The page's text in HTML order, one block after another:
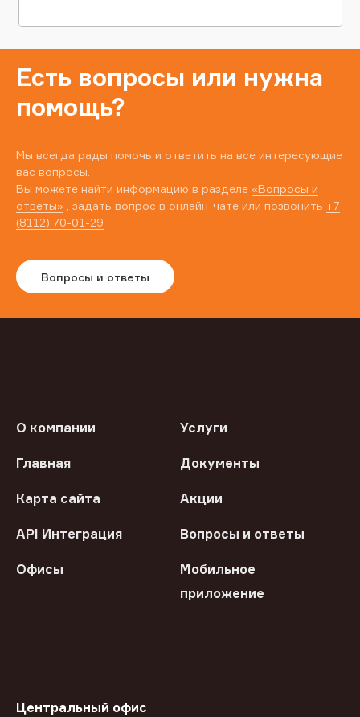
Есть вопросы или нужна
помощь?
Мы всегда рады помочь и ответить на все интересующие
вас вопросы.
Вы можете найти информацию в разделе «Вопросы и
ответы» , задать вопрос в онлайн-чате или позвонить +7
(8112) 70-01-29
Вопросы и ответы
О компании Услуги
Главная Документы
Карта сайта Акции
API Интеграция Вопросы и ответы
Офисы
Мобильное
приложение
Центральный офис